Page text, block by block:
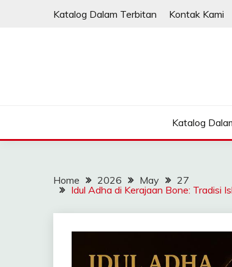
Katalog Dalam Terbitan Kontak Kami
Katalog
Home 2026 May
27
Idul Adha di Kerajaan Bone: Tradisi